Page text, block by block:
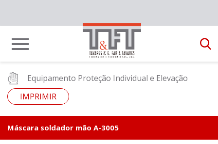
Equipamento Proteção Individual e Elevação
IMPRIMIR
Máscara soldador mão A-3005